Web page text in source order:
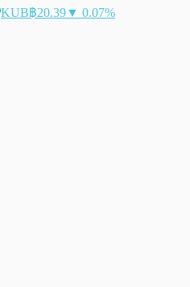
KUB฿20.39▼ 0.07%